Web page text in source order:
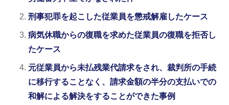
刑事犯罪を起こした従業員を懲戒解雇したケース
病気休職からの復職を求めた従業員の復職を拒否し
たケース
元従業員から未払残業代請求をされ、裁判所の手続
に移行することなく、請求金額の半分の支払いでの
和解による解決をすることができた事例